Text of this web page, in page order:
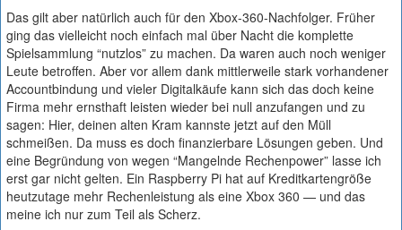
Das gilt aber natürlich auch für den Xbox-360-Nachfolger. Früher
ging das vielleicht noch einfach mal über Nacht die komplette
Spielsammlung “nutzlos” zu machen. Da waren auch noch weniger
Leute betroffen. Aber vor allem dank mittlerweile stark vorhandener
Accountbindung und vieler Digitalkäufe kann sich das doch keine
Firma mehr ernsthaft leisten wieder bei null anzufangen und zu
sagen: Hier, deinen alten Kram kannste jetzt auf den Müll
schmeißen. Da muss es doch finanzierbare Lösungen geben. Und
eine Begründung von wegen “Mangelnde Rechenpower” lasse ich
erst gar nicht gelten. Ein Raspberry Pi hat auf Kreditkartengröße
heutzutage mehr Rechenleistung als eine Xbox 360 — und das
meine ich nur zum Teil als Scherz.